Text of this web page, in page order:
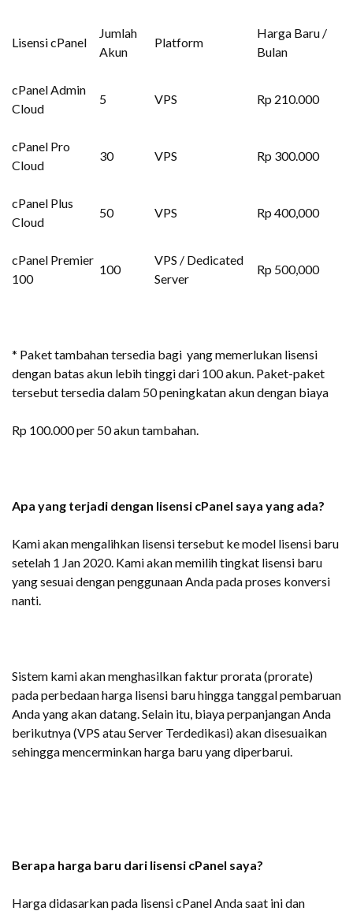
Lisensi cPanel
Jumlah
Akun
Platform
Harga Baru /
Bulan
cPanel Admin
Cloud
5 VPS Rp 210.000
cPanel Pro
Cloud
30 VPS Rp 300.000
cPanel Plus
Cloud
50 VPS Rp 400,000
cPanel Premier
100
100
VPS / Dedicated
Server
Rp 500,000
* Paket tambahan tersedia bagi yang memerlukan lisensi
dengan batas akun lebih tinggi dari 100 akun. Paket-paket
tersebut tersedia dalam 50 peningkatan akun dengan biaya
Rp 100.000 per 50 akun tambahan.
Apa yang terjadi dengan lisensi cPanel saya yang ada?
Kami akan mengalihkan lisensi tersebut ke model lisensi baru
setelah 1 Jan 2020. Kami akan memilih tingkat lisensi baru
yang sesuai dengan penggunaan Anda pada proses konversi
nanti.
Sistem kami akan menghasilkan faktur prorata (prorate)
pada perbedaan harga lisensi baru hingga tanggal pembaruan
Anda yang akan datang. Selain itu, biaya perpanjangan Anda
berikutnya (VPS atau Server Terdedikasi) akan disesuaikan
sehingga mencerminkan harga baru yang diperbarui.
Berapa harga baru dari lisensi cPanel saya?
Harga didasarkan pada lisensi cPanel Anda saat ini dan